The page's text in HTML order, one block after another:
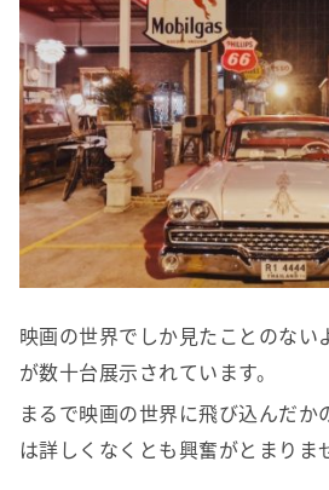
映画の世界でしか見たことのない
が数十台展示されています。
まるで映画の世界に飛び込んだか
は詳しくなくとも興奮がとまりま